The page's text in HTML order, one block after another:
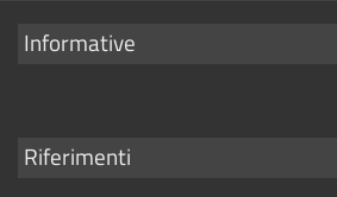
Mostra
Informative
Mostra
Riferimenti